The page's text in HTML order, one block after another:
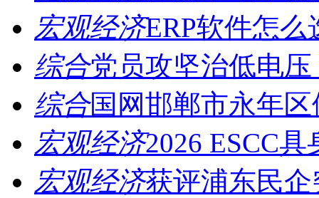
宏观经济ERP软件怎
综合党员攻坚治低电
综合国网邯郸市永年
宏观经济2026 ESCC
宏观经济获评浦东民